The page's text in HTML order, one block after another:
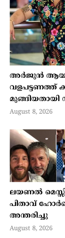
അർജുൻ
വളപട്ടണത്ത്
മുങ്ങിയതായി
August 8, 2026
ലയണൽ
പിതാവ്
അന്തരിച്ചു
August 8, 2026